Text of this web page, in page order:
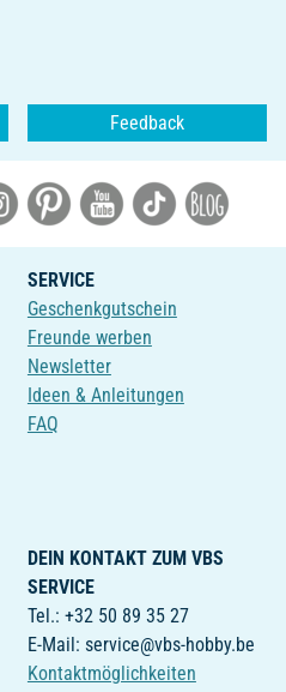
Feedback
SERVICE
Geschenkgutschein
Freunde werben
Newsletter
Ideen & Anleitungen
FAQ
DEIN KONTAKT ZUM VBS
SERVICE
Tel.: +32 50 89 35 27
E-Mail: service@vbs-hobby.be
Kontaktmöglichkeiten